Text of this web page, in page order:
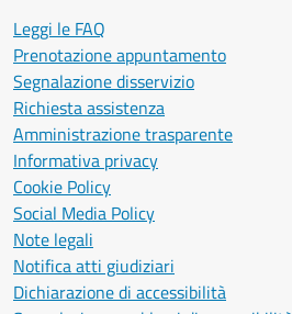
Leggi le FAQ
Prenotazione appuntamento
Segnalazione disservizio
Richiesta assistenza
Amministrazione trasparente
Informativa privacy
Cookie Policy
Social Media Policy
Note legali
Notifica atti giudiziari
Dichiarazione di accessibilità